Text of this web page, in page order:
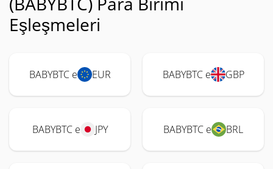
Eşleşmeleri
BABYBTC e EUR BABYBTC e GBP
BABYBTC e JPY BABYBTC e BRL